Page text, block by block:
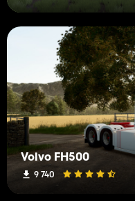
Volvo FH500
9 740